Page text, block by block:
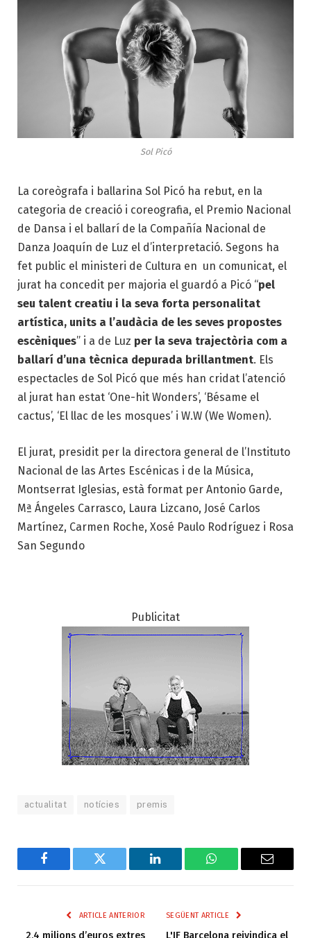
Sol Picó
La coreògrafa i ballarina Sol Picó ha rebut, en la
categoria de creació i coreografia, el Premio Nacional
de Dansa i el ballarí de la Compañía Nacional de
Danza Joaquín de Luz el d’interpretació. Segons ha
fet public el ministeri de Cultura en un comunicat, el
jurat ha concedit per majoria el guardó a Picó “pel
seu talent creatiu i la seva forta personalitat
artística, units a l’audàcia de les seves propostes
escèniques” i a de Luz per la seva trajectòria com a
ballarí d’una tècnica depurada brillantment. Els
espectacles de Sol Picó que més han cridat l’atenció
al jurat han estat ‘One-hit Wonders’, ‘Bésame el
cactus’, ‘El llac de les mosques’ i W.W (We Women).
El jurat, presidit per la directora general de l’Instituto
Nacional de las Artes Escénicas i de la Música,
Montserrat Iglesias, està format per Antonio Garde,
Mª Ángeles Carrasco, Laura Lizcano, José Carlos
Martínez, Carmen Roche, Xosé Paulo Rodríguez i Rosa
San Segundo
Publicitat
actualitat notícies premis
Facebook Twitter LinkedIn WhatsAppEmail
ARTICLE ANTERIOR SEGÜENT ARTICLE